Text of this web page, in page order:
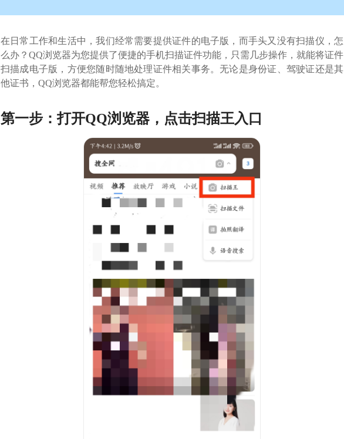
在日常工作和生活中，我们经常需要提供证件的电子版，而手头又没有扫描仪，怎
么办？QQ浏览器为您提供了便捷的手机扫描证件功能，只需几步操作，就能将证件
扫描成电子版，方便您随时随地处理证件相关事务。无论是身份证、驾驶证还是其
他证书，QQ浏览器都能帮您轻松搞定。
第一步：打开QQ浏览器，点击扫描王入口